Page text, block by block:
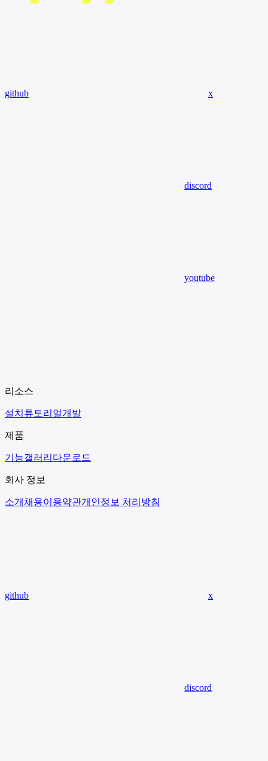
github x
discord
youtube
리소스
설치 튜토리얼개발
제품
기능갤러리 다운로드
회사 정보
소개 채용이용약관개인정보 처리방침
github x
discord